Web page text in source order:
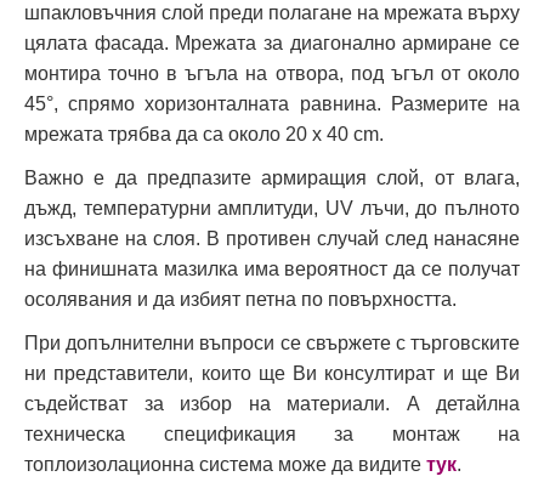
шпакловъчния слой преди полагане на мрежата върху
цялата фасада. Мрежата за диагонално армиране се
монтира точно в ъгъла на отвора, под ъгъл от около
45°, спрямо хоризонталната равнина. Размерите на
мрежата трябва да са около 20 x 40 cm.
Важно е да предпазите армиращия слой, от влага,
дъжд, температурни амплитуди, UV лъчи, до пълното
изсъхване на слоя. В противен случай след нанасяне
на финишната мазилка има вероятност да се получат
осолявания и да избият петна по повърхността.
При допълнителни въпроси се свържете с търговските
ни представители, които ще Ви консултират и ще Ви
съдействат за избор на материали. А детайлна
техническа спецификация за монтаж на
топлоизолационна система може да видите тук.